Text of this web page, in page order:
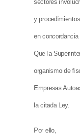
sectores
y
en
Que la
organismo de
Empresas
la citada Ley.
Por ello,